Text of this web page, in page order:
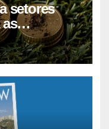
setores
se